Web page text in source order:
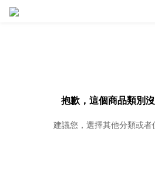
抱歉，這個商品類別
建議您，選擇其他分類或者